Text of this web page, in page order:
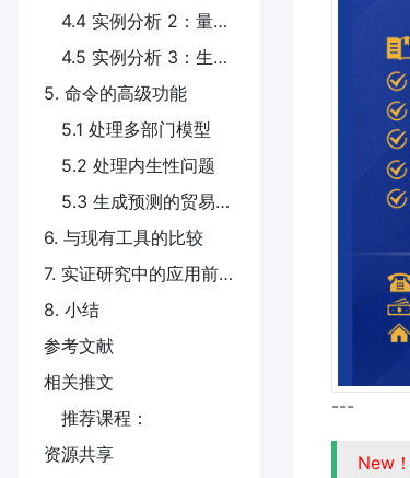
4.4 实例分析 2：量化时变边界效应对福利影响(福利效应的敏感性分析)
4.5 实例分析 3：生产率变化的一般均衡模拟
5. 命令的高级功能
5.1 处理多部门模型
5.2 处理内生性问题
5.3 生成预测的贸易矩阵
6. 与现有工具的比较
7. 实证研究中的应用前景
8. 小结
参考文献
相关推文
推荐课程：
资源共享
---
New！